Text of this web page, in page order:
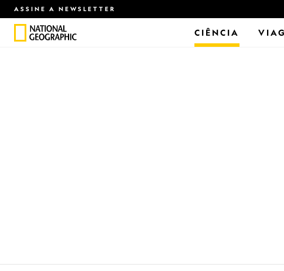
ASSINE A NEWSLETTER
CIÊNCIA